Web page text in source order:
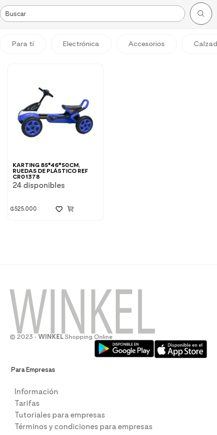
Para tí Electrónica Accesorios
KARTING 85*46*50CM,
RUEDAS DE PLÁSTICO REF
CR01378
24 disponibles
₲525.000
© 2023 - WINKEL Shopping Online
Para Empresas
Información
Tarifas
Tutoriales para empresas
Términos y condiciones para empresas